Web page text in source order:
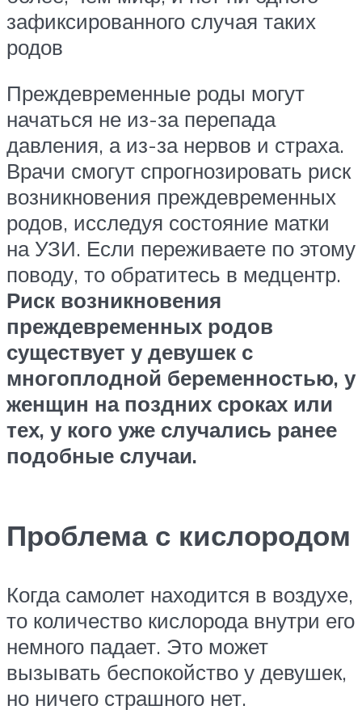
зафиксированного случая таких
родов
Преждевременные роды могут
начаться не из-за перепада
давления, а из-за нервов и страха.
Врачи смогут спрогнозировать риск
возникновения преждевременных
родов, исследуя состояние матки
на УЗИ. Если переживаете по этому
поводу, то обратитесь в медцентр.
Риск возникновения
преждевременных родов
существует у девушек с
многоплодной беременностью, у
женщин на поздних сроках или
тех, у кого уже случались ранее
подобные случаи.
Проблема с кислородом
Когда самолет находится в воздухе,
то количество кислорода внутри его
немного падает. Это может
вызывать беспокойство у девушек,
но ничего страшного нет.